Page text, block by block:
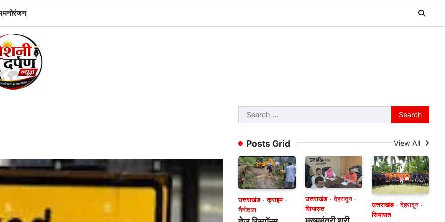
मनोरंजन
Search
for:
Posts Grid View All
उत्तराखंड
क्राइम
नैनीताल
उत्तराखंड
देहरादून
सियासत
उत्तराखंड
देहरादून
सियासत